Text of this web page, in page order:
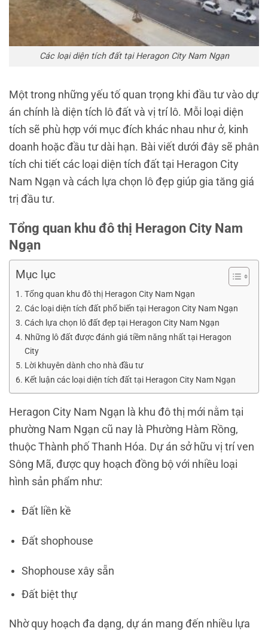
Các loại diện tích đất tại Heragon City Nam Ngạn
Một trong những yếu tố quan trọng khi đầu tư vào dự
án chính là diện tích lô đất và vị trí lô. Mỗi loại diện
tích sẽ phù hợp với mục đích khác nhau như ở, kinh
doanh hoặc đầu tư dài hạn. Bài viết dưới đây sẽ phân
tích chi tiết các loại diện tích đất tại Heragon City
Nam Ngạn và cách lựa chọn lô đẹp giúp gia tăng giá
trị đầu tư.
Tổng quan khu đô thị Heragon City Nam
Ngạn
Mục lục
Tổng quan khu đô thị Heragon City Nam Ngạn
Các loại diện tích đất phổ biến tại Heragon City Nam Ngạn
Cách lựa chọn lô đất đẹp tại Heragon City Nam Ngạn
Những lô đất được đánh giá tiềm năng nhất tại Heragon
City
Lời khuyên dành cho nhà đầu tư
Kết luận các loại diện tích đất tại Heragon City Nam Ngạn
Heragon City Nam Ngạn là khu đô thị mới nằm tại
phường Nam Ngạn cũ nay là Phường Hàm Rồng,
thuộcThành phố Thanh Hóa. Dự án sở hữu vị trí ven
Sông Mã, được quy hoạch đồng bộ với nhiều loại
hình sản phẩm như:
Đất liền kề
Đất shophouse
Shophouse xây sẵn
Đất biệt thự
Nhờ quy hoạch đa dạng, dự án mang đến nhiều lựa